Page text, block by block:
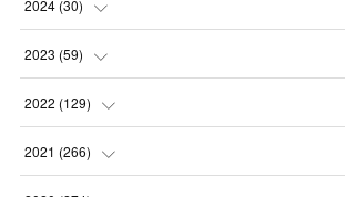
2024 (30)
(5
(4)
(5)
(1)
2023 (59)
(4)
(2)
2022 (129)
(5)
2021 (266)